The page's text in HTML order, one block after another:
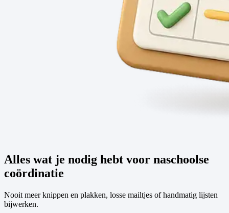
Alles wat je nodig hebt voor naschoolse
coördinatie
Nooit meer knippen en plakken, losse mailtjes of handmatig lijsten
bijwerken.